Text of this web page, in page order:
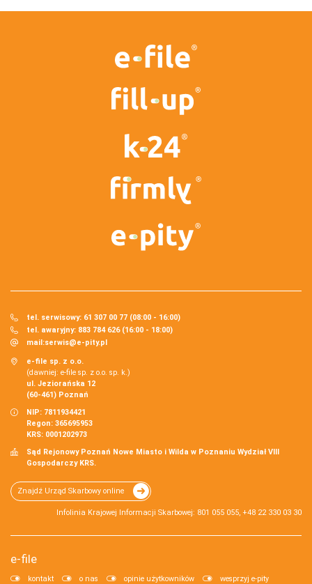
tel. serwisowy: 61 307 00 77 (08:00 - 16:00)
tel. awaryjny: 883 784 626 (16:00 - 18:00)
mail:serwis@e-pity.pl
e-file sp. z o.o.
(dawniej: e-file sp. z o.o. sp. k.)
ul. Jeziorańska 12
(60-461) Poznań
NIP: 7811934421
Regon: 365695953
KRS: 0001202973
Sąd Rejonowy Poznań Nowe Miasto i Wilda w Poznaniu Wydział VIII
Gospodarczy KRS.
Znajdź Urząd Skarbowy online
Infolinia Krajowej Informacji Skarbowej: 801 055 055, +48 22 330 03 30
e-file
kontakt o nas opinie użytkowników
wesprzyj e-pity